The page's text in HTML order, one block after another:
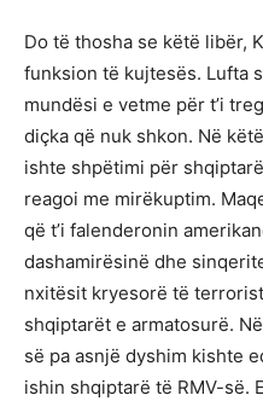
Do të thosha se këtë libër,
funksion të kujtesës. Lufta
mundësi e vetme për t’i
diçka që nuk shkon. Në
ishte shpëtimi për
reagoi me mirëkuptim.
që t’i falenderonin
dashamirësinë dhe
nxitësit kryesorë të
shqiptarët e armatosurë.
së pa asnjë dyshim kishte
ishin shqiptarë të RMV-së.